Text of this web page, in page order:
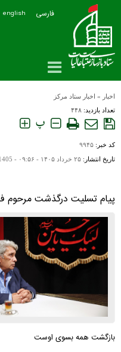
فارسی english
اخبار » اخبار ستاد مرکز
تعداد بازدید: ۴۴۸
پ
کد خبر: ۹۹۴۵
تاریخ انتشار: ۲۵ خرداد ۱۴۰۵ - ۰۹:۵۶ -
پیام تسلیت درگذشت مرحوم
بازگشت همه بسوی اوست